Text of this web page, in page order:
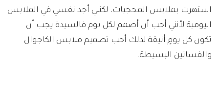
اشتهرت بملابس المحجبات، لكنني أجد نفسي في الملابس
اليومية لأنني أحب أن أصمم لكل يوم فالسيدة يجب أن
تكون كل يومٍ أنيقة لذلك أحب تصميم ملابس الكاجوال
والفساتين البسيطة.